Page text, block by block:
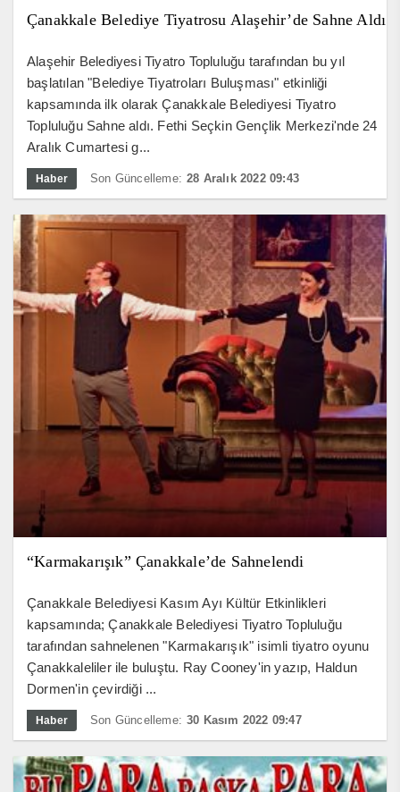
Çanakkale Belediye Tiyatrosu Alaşehir’de Sahne Aldı
Alaşehir Belediyesi Tiyatro Topluluğu tarafından bu yıl
başlatılan "Belediye Tiyatroları Buluşması" etkinliği
kapsamında ilk olarak Çanakkale Belediyesi Tiyatro
Topluluğu Sahne aldı. Fethi Seçkin Gençlik Merkezi'nde 24
Aralık Cumartesi g...
Haber Son Güncelleme: 28 Aralık 2022 09:43
“Karmakarışık” Çanakkale’de Sahnelendi
Çanakkale Belediyesi Kasım Ayı Kültür Etkinlikleri
kapsamında; Çanakkale Belediyesi Tiyatro Topluluğu
tarafından sahnelenen "Karmakarışık" isimli tiyatro oyunu
Çanakkaleliler ile buluştu. Ray Cooney'in yazıp, Haldun
Dormen'in çevirdiği ...
Haber Son Güncelleme: 30 Kasım 2022 09:47